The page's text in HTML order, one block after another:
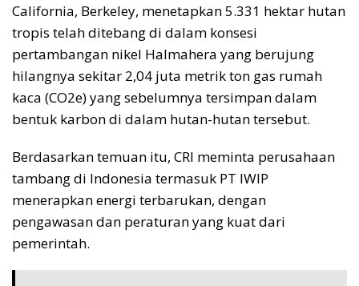
California, Berkeley, menetapkan 5.331 hektar hutan
tropis telah ditebang di dalam konsesi
pertambangan nikel Halmahera yang berujung
hilangnya sekitar 2,04 juta metrik ton gas rumah
kaca (CO2e) yang sebelumnya tersimpan dalam
bentuk karbon di dalam hutan-hutan tersebut.
Berdasarkan temuan itu, CRI meminta perusahaan
tambang di Indonesia termasuk PT IWIP
menerapkan energi terbarukan, dengan
pengawasan dan peraturan yang kuat dari
pemerintah.